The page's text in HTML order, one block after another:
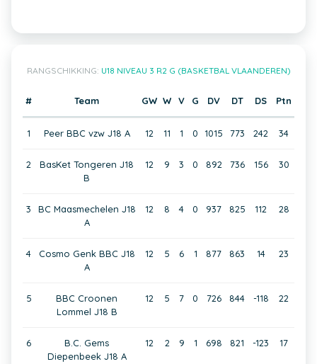
RANGSCHIKKING: U18 NIVEAU 3 R2 G (BASKETBAL VLAANDEREN)
# Team GW W V G DV DT DS Ptn
1 Peer BBC vzw J18 A 12 11 1 0 1015 773 242 34
2
BasKet Tongeren J18
B
12 9 3 0 892 736 156 30
3
BC Maasmechelen J18
A
12 8 4 0 937 825 112 28
4
Cosmo Genk BBC J18
A
12 5 6 1 877 863 14 23
5
BBC Croonen
Lommel J18 B
12 5 7 0 726 844 -118 22
6
B.C. Gems
Diepenbeek J18 A
12 2 9 1 698 821 -123 17